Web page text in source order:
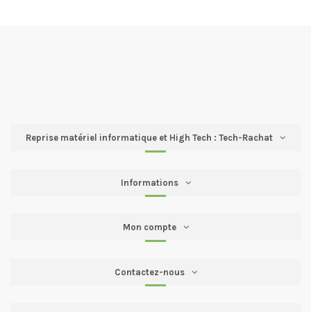
Reprise matériel informatique et High Tech : Tech-Rachat
Informations
Mon compte
Contactez-nous